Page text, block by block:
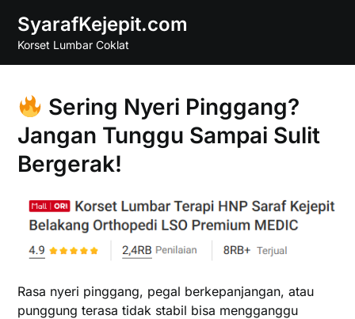
content
SyarafKejepit.com
Korset Lumbar Coklat
Sering Nyeri Pinggang?
Jangan Tunggu Sampai Sulit
Bergerak!
Rasa nyeri pinggang, pegal berkepanjangan, atau
punggung terasa tidak stabil bisa mengganggu